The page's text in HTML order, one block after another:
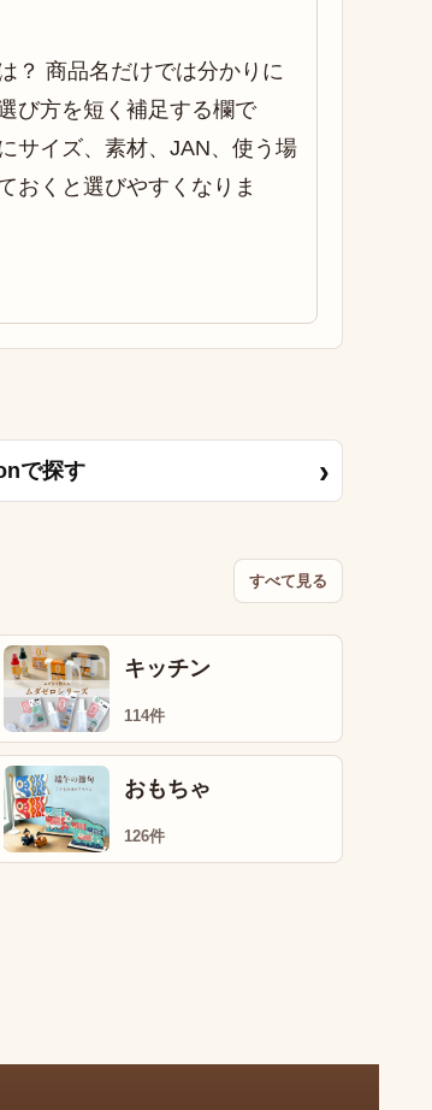
？ 商品名だけでは分かりに
び方を短く補足する欄で
サイズ、素材、JAN、使う場
おくと選びやすくなりま
で探す ›
すべて見る
キッチン
114件
おもちゃ
126件